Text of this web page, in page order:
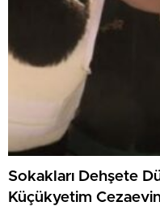
Sokakları Dehşete
Küçükyetim